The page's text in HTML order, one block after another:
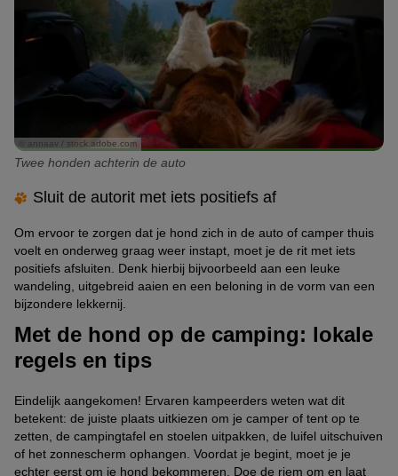
© annaav / stock.adobe.com
Twee honden achterin de auto
Sluit de autorit met iets positiefs af
Om ervoor te zorgen dat je hond zich in de auto of camper thuis
voelt en onderweg graag weer instapt, moet je de rit met iets
positiefs afsluiten. Denk hierbij bijvoorbeeld aan een leuke
wandeling, uitgebreid aaien en een beloning in de vorm van een
bijzondere lekkernij.
Met de hond op de camping: lokale
regels en tips
Eindelijk aangekomen! Ervaren kampeerders weten wat dit
betekent: de juiste plaats uitkiezen om je camper of tent op te
zetten, de campingtafel en stoelen uitpakken, de luifel uitschuiven
of het zonnescherm ophangen. Voordat je begint, moet je je
echter eerst om je hond bekommeren. Doe de riem om en laat